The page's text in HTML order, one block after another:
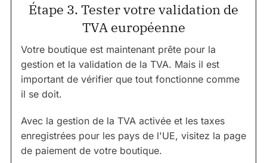
Étape 3. Tester votre validation de
TVA européenne
Votre boutique est maintenant prête pour la
gestion et la validation de la TVA. Mais il est
important de vérifier que tout fonctionne comme
il se doit.
Avec la gestion de la TVA activée et les taxes
enregistrées pour les pays de l'UE, visitez la page
de paiement de votre boutique.